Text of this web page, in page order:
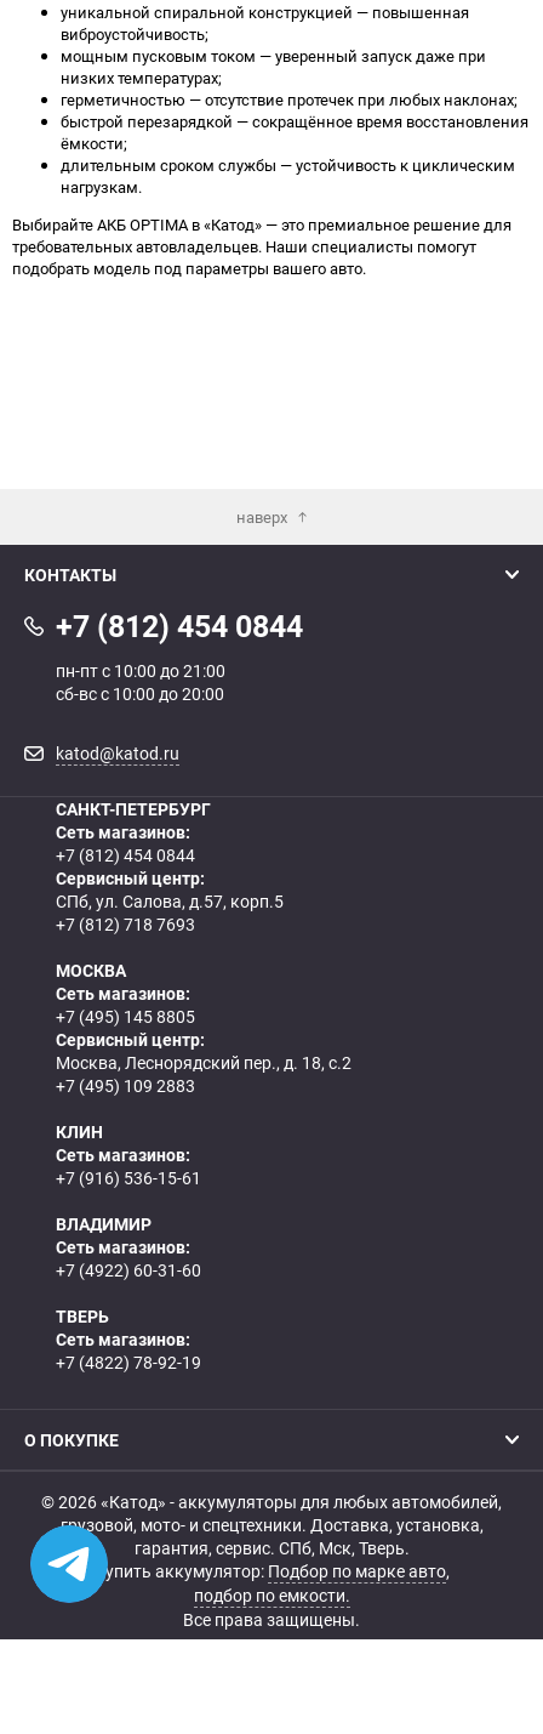
уникальной спиральной конструкцией — повышенная
виброустойчивость;
мощным пусковым током — уверенный запуск даже при
низких температурах;
герметичностью — отсутствие протечек при любых наклонах;
быстрой перезарядкой — сокращённое время восстановления
ёмкости;
длительным сроком службы — устойчивость к циклическим
нагрузкам.
Выбирайте АКБ OPTIMA в «Катод» — это премиальное решение для
требовательных автовладельцев. Наши специалисты помогут
подобрать модель под параметры вашего авто.
наверх
КОНТАКТЫ
+7 (812) 454 0844
пн-пт с 10:00 до 21:00
сб-вс с 10:00 до 20:00
katod@katod.ru
САНКТ-ПЕТЕРБУРГ
Сеть магазинов:
+7 (812) 454 0844
Сервисный центр:
СПб, ул. Салова, д.57, корп.5
+7 (812) 718 7693
МОСКВА
Сеть магазинов:
+7 (495) 145 8805
Сервисный центр:
Москва, Леснорядский пер., д. 18, с.2
+7 (495) 109 2883
КЛИН
Сеть магазинов:
+7 (916) 536-15-61
ВЛАДИМИР
Сеть магазинов:
+7 (4922) 60-31-60
ТВЕРЬ
Сеть магазинов:
+7 (4822) 78-92-19
О ПОКУПКЕ
© 2026 «Катод» - аккумуляторы для любых автомобилей,
грузовой, мото- и спецтехники. Доставка, установка,
гарантия, сервис. СПб, Мск, Тверь.
Купить аккумулятор: Подбор по марке авто,
подбор по емкости.
Все права защищены.